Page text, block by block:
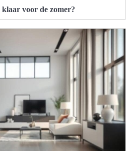
voor de zomer?